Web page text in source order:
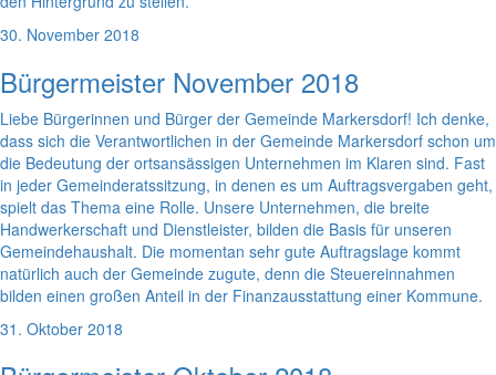
30. November 2018
Bürgermeister November 2018
Liebe Bürgerinnen und Bürger der Gemeinde Markersdorf! Ich denke,
dass sich die Verantwortlichen in der Gemeinde Markersdorf schon um
die Bedeutung der ortsansässigen Unternehmen im Klaren sind. Fast
in jeder Gemeinderatssitzung, in denen es um Auftragsvergaben geht,
spielt das Thema eine Rolle. Unsere Unternehmen, die breite
Handwerkerschaft und Dienstleister, bilden die Basis für unseren
Gemeindehaushalt. Die momentan sehr gute Auftragslage kommt
natürlich auch der Gemeinde zugute, denn die Steuereinnahmen
bilden einen großen Anteil in der Finanzausstattung einer Kommune.
31. Oktober 2018